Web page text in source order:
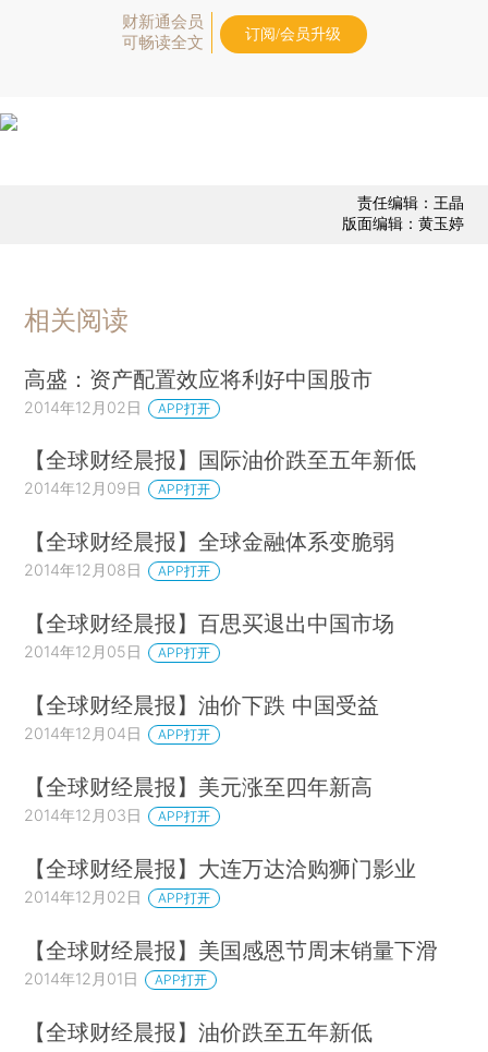
财新通会员
可畅读全文
订阅/会员升级
责任编辑：王晶
版面编辑：黄玉婷
相关阅读
高盛：资产配置效应将利好中国股市
2014年12月02日 APP打开
【全球财经晨报】国际油价跌至五年新低
2014年12月09日 APP打开
【全球财经晨报】全球金融体系变脆弱
2014年12月08日 APP打开
【全球财经晨报】百思买退出中国市场
2014年12月05日 APP打开
【全球财经晨报】油价下跌 中国受益
2014年12月04日 APP打开
【全球财经晨报】美元涨至四年新高
2014年12月03日 APP打开
【全球财经晨报】大连万达洽购狮门影业
2014年12月02日 APP打开
【全球财经晨报】美国感恩节周末销量下滑
2014年12月01日 APP打开
【全球财经晨报】油价跌至五年新低